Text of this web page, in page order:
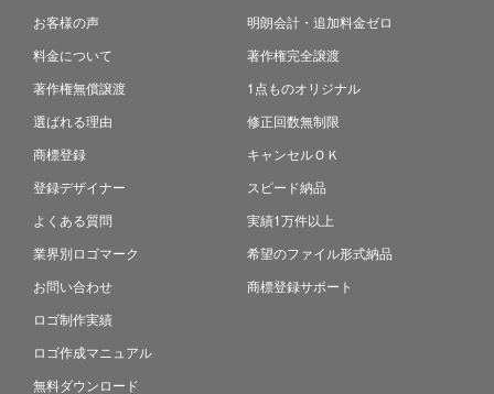
お客様の声
料金について
著作権無償譲渡
選ばれる理由
商標登録
登録デザイナー
よくある質問
業界別ロゴマーク
お問い合わせ
ロゴ制作実績
ロゴ作成マニュアル
無料ダウンロード
明朗会計・追加料金ゼロ
著作権完全譲渡
1点ものオリジナル
修正回数無制限
キャンセルＯＫ
スピード納品
実績1万件以上
希望のファイル形式納品
商標登録サポート